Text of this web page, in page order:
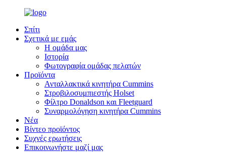
Σπίτι
Σχετικά με εμάς
Η ομάδα μας
Ιστορία
Φωτογραφία ομάδας πελατών
Προϊόντα
Ανταλλακτικά κινητήρα Cummins
Στροβιλοσυμπιεστής Holset
Φίλτρο Donaldson και Fleetguard
Συναρμολόγηση κινητήρα Cummins
Νέα
Βίντεο προϊόντος
Συχνές ερωτήσεις
Επικοινωνήστε μαζί μας